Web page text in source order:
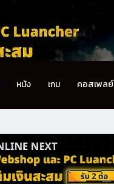
หนัง เกม คอสเพลย์